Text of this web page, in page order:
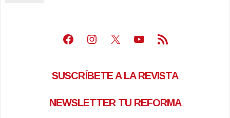
Facebook
Instagram
X Youtube
Feed RSS
SUSCRÍBETE A LA REVISTA
NEWSLETTER TU REFORMA